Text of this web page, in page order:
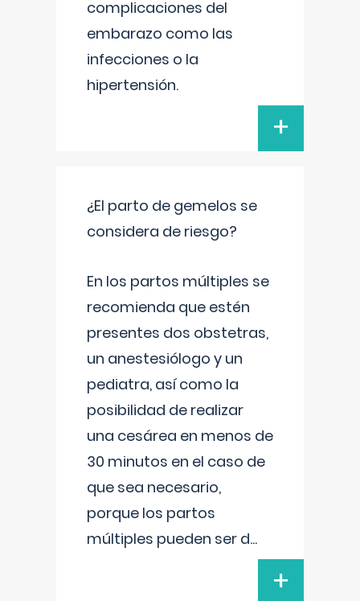
complicaciones del
embarazo como las
infecciones o la
hipertensión.
+
¿El parto de gemelos se
considera de riesgo?
En los partos múltiples se
recomienda que estén
presentes dos obstetras,
un anestesiólogo y un
pediatra, así como la
posibilidad de realizar
una cesárea en menos de
30 minutos en el caso de
que sea necesario,
porque los partos
múltiples pueden ser d...
+